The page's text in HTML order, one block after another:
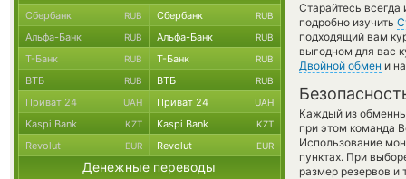
Старайтесь всегда
подробно изучить
подходящий вам
выгодном для вас
Двойной обмен и
Каждый из
при этом команда
Использование
пунктах. При
размер резервов и
Сбербанк RUB Сбербанк RUB
Альфа-Банк RUB Альфа-Банк RUB
Т-Банк RUB Т-Банк RUB
ВТБ RUB ВТБ RUB
Приват 24 UAH Приват 24 UAH
Kaspi Bank KZT Kaspi Bank KZT
Revolut EUR Revolut EUR
Денежные переводы